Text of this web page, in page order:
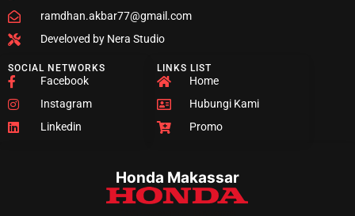
ramdhan.akbar77@gmail.com
Develoved by Nera Studio
SOCIAL NETWORKS
Facebook
Instagram
Linkedin
LINKS LIST
Home
Hubungi Kami
Promo
Honda Makassar